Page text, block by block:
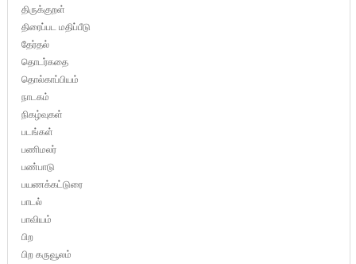
திருக்குறள்
திரைப்பட மதிப்பீடு
தேர்தல்
தொடர்கதை
தொல்காப்பியம்
நாடகம்
நிகழ்வுகள்
படங்கள்
பணிமலர்
பண்பாடு
பயணக்கட்டுரை
பாடல்
பாவியம்
பிற
பிற கருவூலம்